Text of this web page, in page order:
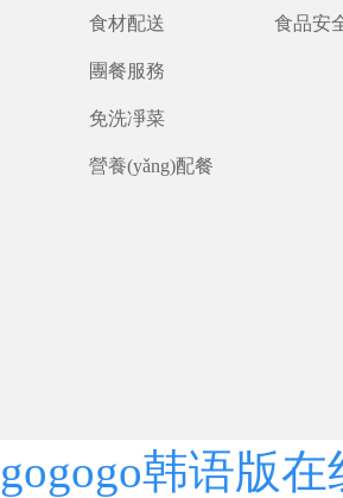
食材配送
團餐服務
免洗凈菜
營養(yǎng)配餐
食品安
gogogo韩语版